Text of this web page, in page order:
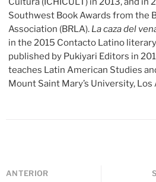
Southwest Book Awards from the
Association (BRLA). La caza del
in the 2015 Contacto Latino
published by Pukiyari Editors in
teaches Latin American Studies
Mount Saint Mary’s University, Los
ANTERIOR